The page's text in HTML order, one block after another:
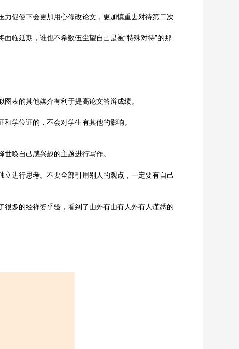
促使下会更加用心修改论文，更加慎重去对待第二次
临延期，谁也不希数伍尘望自己是被“特殊对待”的那
表的其他媒介有利于提高论文答辩成绩。
学位证的，不会对学生有其他的影响。
唤自己感兴趣的主题进行写作。
进行思考。不要全部引用别人的观点，一定要有自己
多的经祥姿乎验，看到了山外有山有人外有人谨悉的